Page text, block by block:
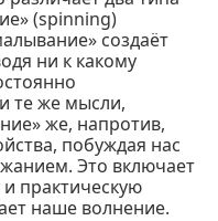
(spinning)
создаёт
ни к какому
те же мысли,
же, напротив,
побуждая нас
Это включает
практическую
наше волнение.